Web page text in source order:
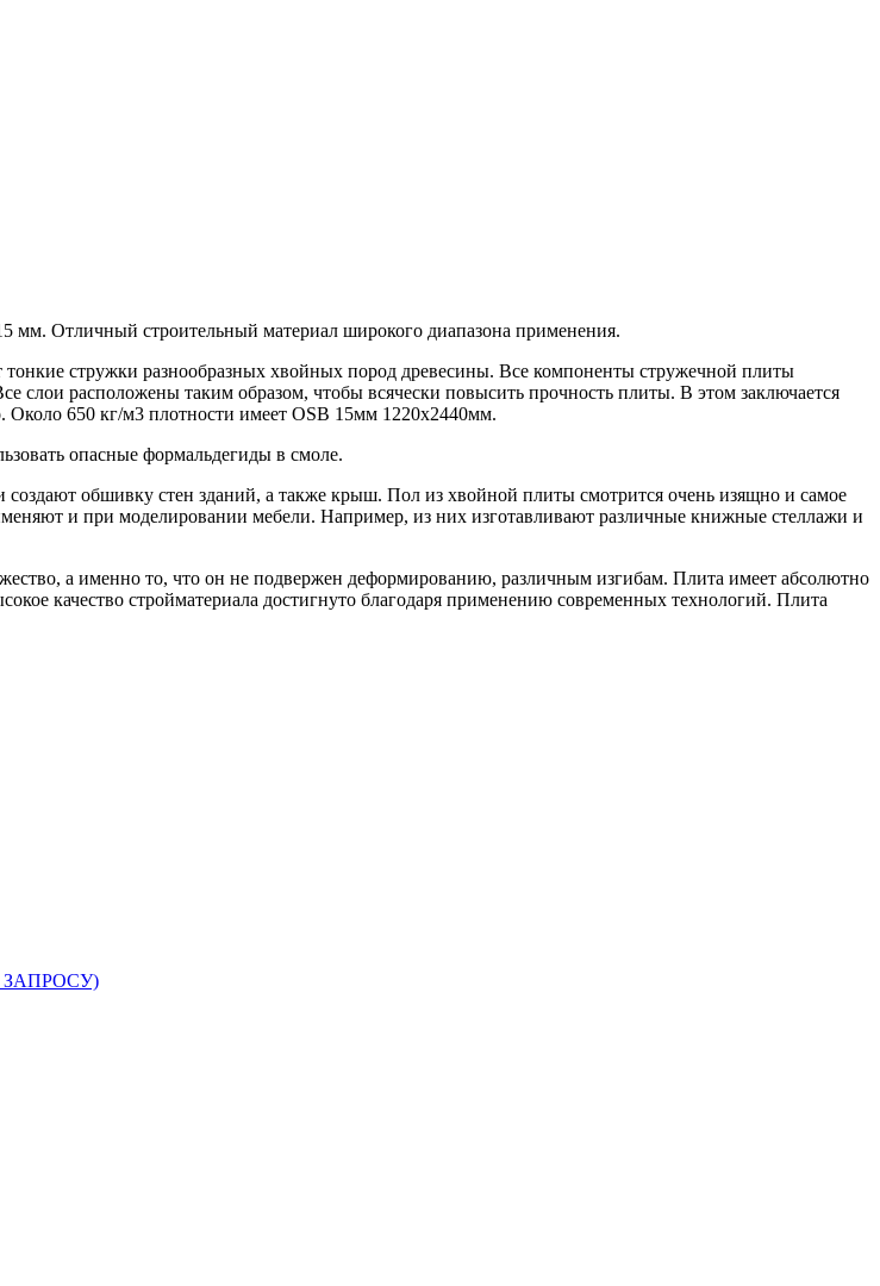
Отличный строительный материал широкого диапазона применения.
тонкие стружки разнообразных хвойных пород древесины. Все компоненты стружечной плиты
слои расположены таким образом, чтобы всячески повысить прочность плиты. В этом заключается
Около 650 кг/м3 плотности имеет OSB 15мм 1220х2440мм.
опасные формальдегиды в смоле.
обшивку стен зданий, а также крыш. Пол из хвойной плиты смотрится очень изящно и самое
и при моделировании мебели. Например, из них изготавливают различные книжные стеллажи и
а именно то, что он не подвержен деформированию, различным изгибам. Плита имеет абсолютно
качество стройматериала достигнуто благодаря применению современных технологий. Плита